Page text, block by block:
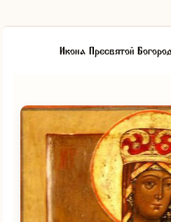
Икона Пресвятой